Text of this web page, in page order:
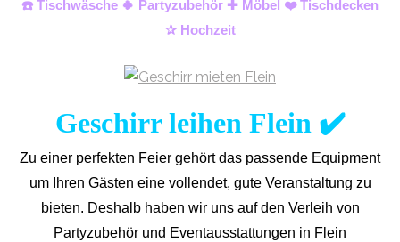
☎️ Tischwäsche 🍀 Partyzubehör ✚ Möbel ❤️ Tischdecken
✰ Hochzeit
Geschirr leihen Flein ✔️
Zu einer perfekten Feier gehört das passende Equipment
um Ihren Gästen eine vollendet, gute Veranstaltung zu
bieten. Deshalb haben wir uns auf den Verleih von
Partyzubehör und Eventausstattungen in Flein